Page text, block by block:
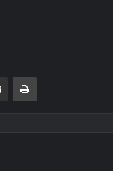
E-Posta ile paylaş Yazdır